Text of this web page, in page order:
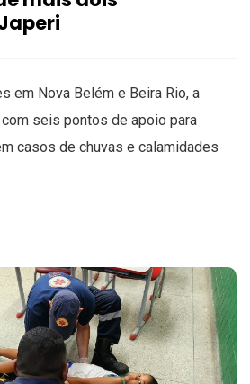
em Nova Belém e Beira Rio, a
seis pontos de apoio para
casos de chuvas e calamidades